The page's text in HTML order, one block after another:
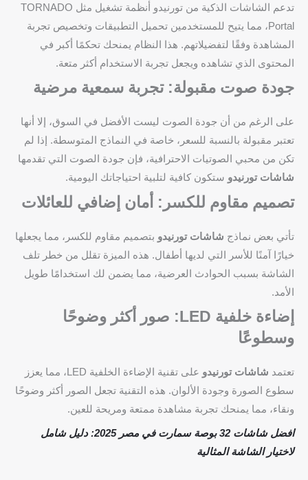
تدعم الشاشات الذكية من تورنيدو أنظمة تشغيل مثل TORNADO
Portal، مما يتيح للمستخدمين تحميل التطبيقات وتخصيص تجربة
المشاهدة وفقًا لتفضيلاتهم. هذا النظام يمنحك تحكمًا أكبر في
المحتوى الذي تشاهده ويجعل تجربة الاستخدام أكثر متعة.
جودة صوت مقبولة: تجربة سمعية مرضية
على الرغم من أن جودة الصوت ليست الأفضل في السوق، إلا أنها
تعتبر مقبولة بالنسبة للسعر، خاصة في النماذج المتوسطة. إذا لم
تكن من محبي الصوتيات الاحترافية، فإن جودة الصوت التي تقدمها
شاشات تورنيدو ستكون كافية لتلبية احتياجاتك اليومية.
تصميم مقاوم للكسر: أمان إضافي للعائلات
تأتي بعض نماذج شاشات تورنيدو بتصميم مقاوم للكسر، مما يجعلها
خيارًا آمنًا للأسر التي لديها أطفال. هذه الميزة تقلل من خطر تلف
الشاشة بسبب الحوادث العرضية، مما يضمن لك استخدامًا طويل
الأمد.
إضاءة خلفية LED: صور أكثر وضوحًا
وسطوعًا
تعتمد شاشات تورنيدو
على تقنية الإضاءة الخلفية LED، مما يعزز
سطوع الصورة وجودة الألوان. هذه التقنية تجعل الصور أكثر وضوحًا
ونقاء، مما يمنحك تجربة مشاهدة ممتعة ومريحة للعين.
افضل شاشات 32 بوصة سمارت في مصر 2025: دليل شامل
لاختيار الشاشة المثالية